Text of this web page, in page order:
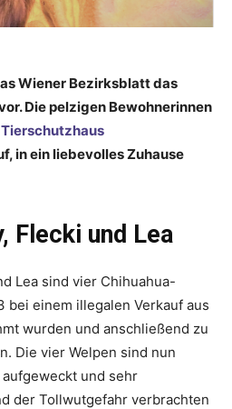
Wiener Bezirksblatt das
Die pelzigen Bewohnerinnen
Tierschutzhaus
in ein liebevolles Zuhause
Flecki und Lea
Lea sind vier Chihuahua-
bei einem illegalen Verkauf aus
wurden und anschließend zu
Die vier Welpen sind nun
und sehr
der Tollwutgefahr verbrachten